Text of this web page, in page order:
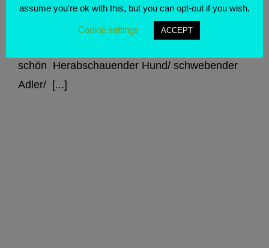
Krimis gesehen, Netflix ist leer.
Schokokuchenrezept ausprobiert. Auch mal
schön Herabschauender Hund/ schwebender
Adler/ [...]
assume you're ok with this, but you can opt-out if you wish.
Cookie settings ACCEPT